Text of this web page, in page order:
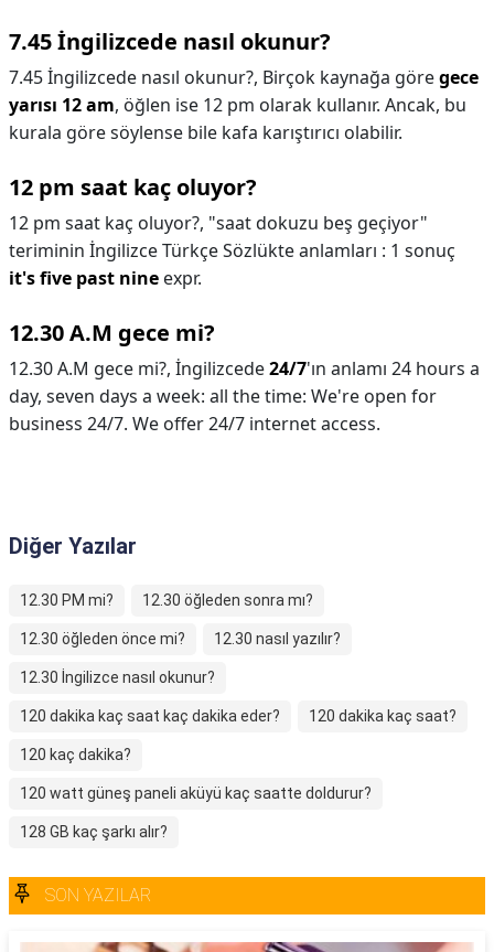
7.45 İngilizcede nasıl okunur?
7.45 İngilizcede nasıl okunur?, Birçok kaynağa göregece
yarısı 12 am, öğlen ise 12 pm olarak kullanır. Ancak, bu
kurala göre söylense bile kafa karıştırıcı olabilir.
12 pm saat kaç oluyor?
12 pm saat kaç oluyor?, "saat dokuzu beş geçiyor"
teriminin İngilizce Türkçe Sözlükte anlamları : 1 sonuç
it's five past nine expr.
12.30 A.M gece mi?
12.30 A.M gece mi?, İngilizcede24/7'ın anlamı 24 hours a
day, seven days a week: all the time: We're open for
business 24/7. We offer 24/7 internet access.
Diğer Yazılar
12.30 PM mi? 12.30 öğleden sonra mı?
12.30 öğleden önce mi? 12.30 nasıl yazılır?
12.30 İngilizce nasıl okunur?
120 dakika kaç saat kaç dakika eder? 120 dakika kaç saat?
120 kaç dakika?
120 watt güneş paneli aküyü kaç saatte doldurur?
128 GB kaç şarkı alır?
SON YAZILAR